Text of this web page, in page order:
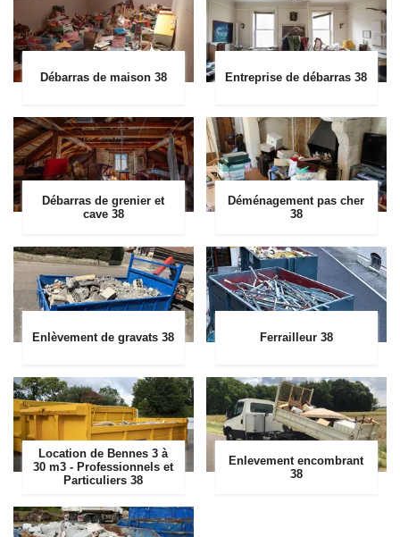
Débarras de maison 38 Entreprise de débarras 38
Débarras de grenier et
cave 38
Déménagement pas cher
38
Enlèvement de gravats 38 Ferrailleur 38
Location de Bennes 3 à
30 m3 - Professionnels et
Particuliers 38
Enlevement encombrant
38